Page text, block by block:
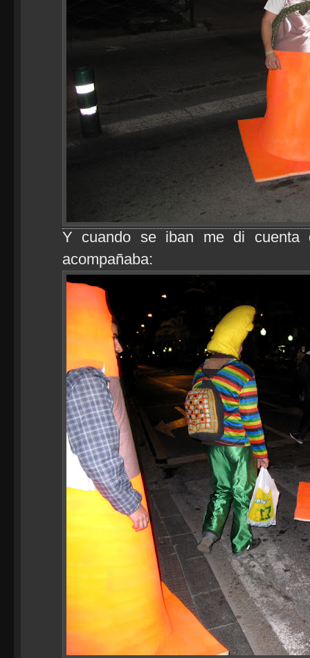
Y cuando se iban me di cuenta
acompañaba: